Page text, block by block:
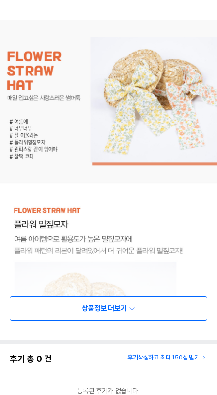
상품정보 더보기
후기 총 0 건 후기작성하고 최대 150점 받기
등록된 후기가 없습니다.